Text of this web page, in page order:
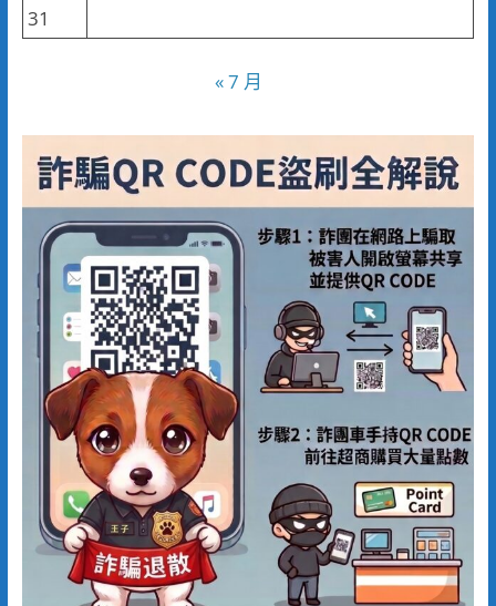
31
« 7 月